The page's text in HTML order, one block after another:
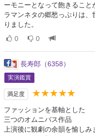
ーモニーとなって飽きるこ
ラマンネタの郷愁っぷりは
りました。
0 0
長寿郎（6358）
実演鑑賞
満足度 ★★★★★
ファッションを基軸とした
三つのオムニバス作品
上演後に観劇の余韻を愉しみ